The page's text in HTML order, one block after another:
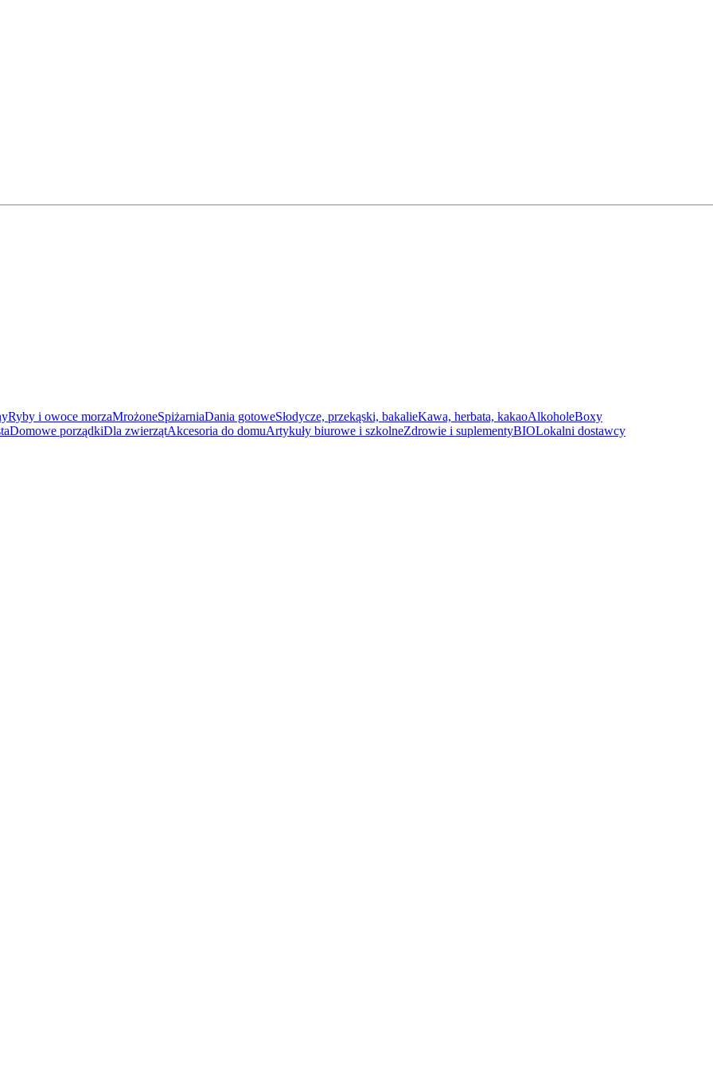
Ryby i owoce morzaMrożoneSpiżarniaDania gotoweSłodycze, przekąski, bakalieKawa, herbata, kakaoAlkoholeBoxy
Domowe porządkiDla zwierzątAkcesoria do domuArtykuły biurowe i szkolneZdrowie i suplementyBIOLokalni dostawcy